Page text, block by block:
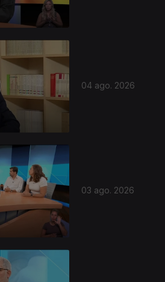
04 ago. 2026
03 ago. 2026